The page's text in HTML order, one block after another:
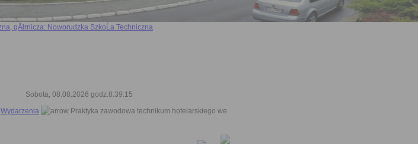
Sobota, 08.08.2026 godz.8:39:16
Wydarzenia
Praktyka zawodowa technikum hotelarskiego we